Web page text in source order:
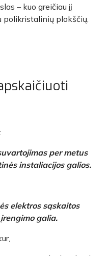
– kuo greičiau jį
polikristalinių plokščių,
per metus
instaliacijos galios.
elektros sąskaitos
galia.